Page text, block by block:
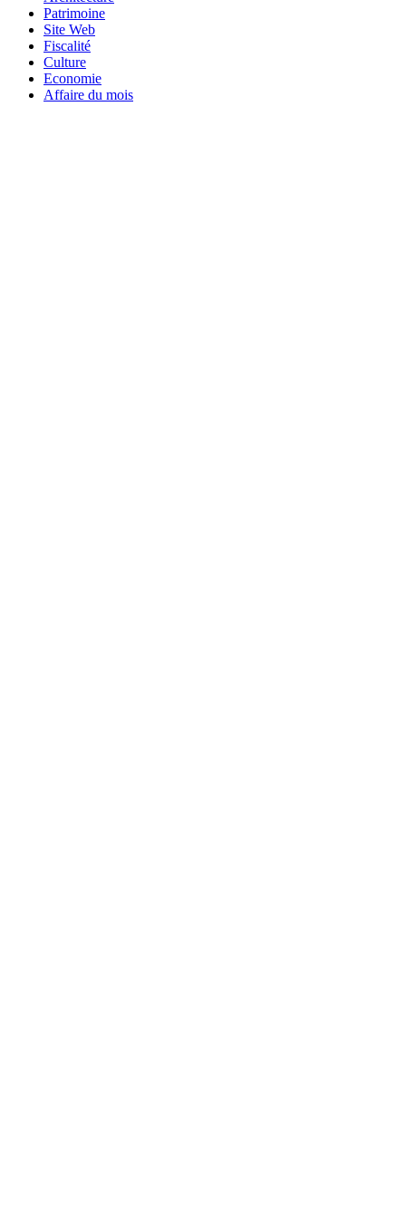
Patrimoine
Site Web
Fiscalité
Culture
Economie
Affaire du mois